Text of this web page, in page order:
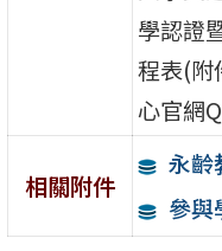
學認證
程表(附
心官網
相關附件
永齡
參與